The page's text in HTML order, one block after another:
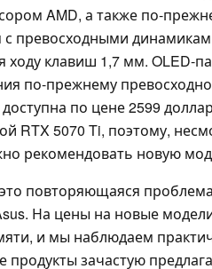
AMD, а также по-
превосходными
ходу клавиш 1,7 мм. OLED-
по-прежнему
по цене 2599
RTX 5070 Ti, поэтому,
рекомендовать новую
повторяющаяся
На цены на новые
и мы наблюдаем
продукты зачастую